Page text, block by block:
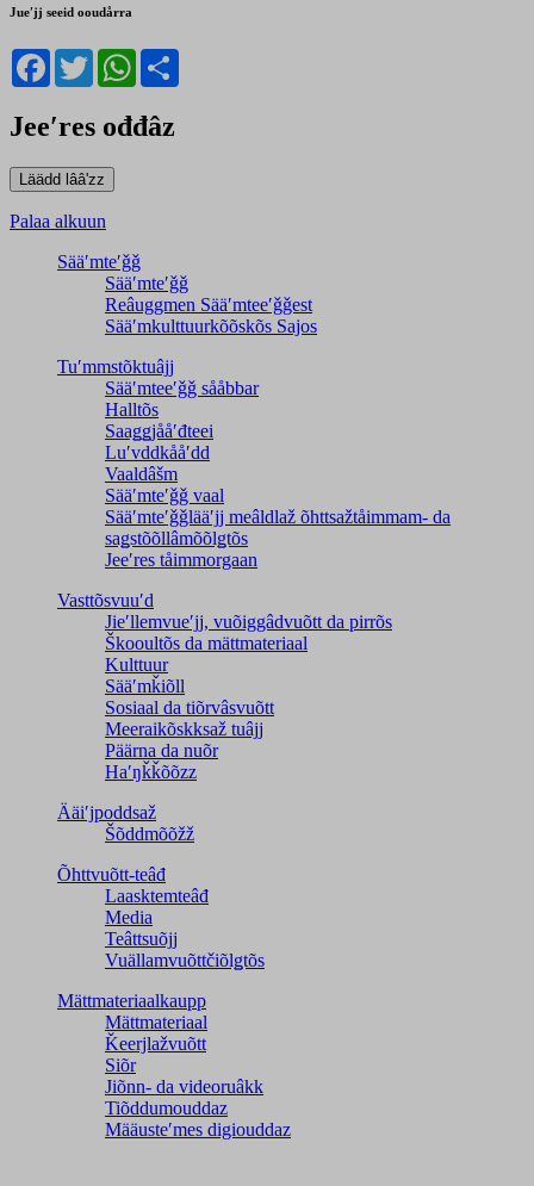
Jueʹjj seeid ooudårra
Facebook
TwitterWhatsApp
Jeeʹres ođđâz
Palaa alkuun
Sääʹmteʹǧǧ
Sääʹmteʹǧǧ
Reâuggmen Sääʹmteeʹǧǧest
Sääʹmkulttuurkõõskõs Sajos
Tuʹmmstõktuâjj
Sääʹmteeʹǧǧ sååbbar
Halltõs
Saaǥǥjååʹđteei
Luʹvddkååʹdd
Vaaldâšm
Sääʹmteʹǧǧ vaal
Sääʹmteʹǧǧlääʹjj meâldlaž õhttsažtåimmam- da
saǥstõõllâmõõlǥtõs
Jeeʹres tåimmorgaan
Vasttõsvuuʹd
Jieʹllemvueʹjj, vuõiggâdvuõtt da pirrõs
Škooultõs da mättmateriaal
Kulttuur
Sääʹmǩiõll
Sosiaal da tiõrvâsvuõtt
Meeraikõskksaž tuâjj
Päärna da nuõr
Haʹŋǩǩõõzz
Ääiʹjpoddsaž
Šõddmõõžž
Õhttvuõtt-teâđ
Laasktemteâđ
Media
Teâttsuõjj
Vuällamvuõttčiõlǥtõs
Mättmateriaalkaupp
Mättmateriaal
Ǩeerjlažvuõtt
Siõr
Jiõnn- da videoruâkk
Tiõddumouddaz
Määusteʹmes digiouddaz